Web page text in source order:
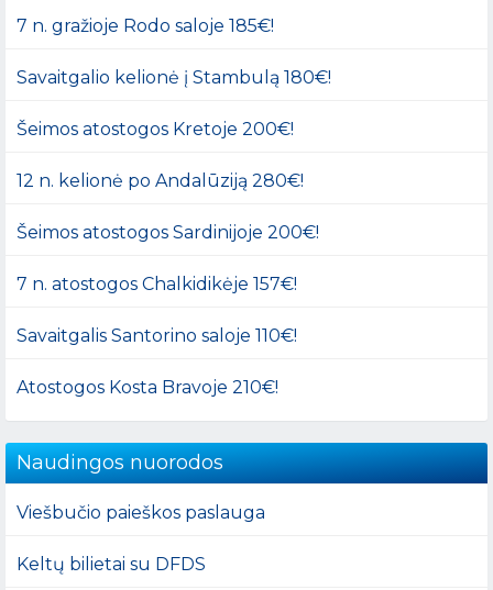
7 n. gražioje Rodo saloje 185€!
Savaitgalio kelionė į Stambulą 180€!
Šeimos atostogos Kretoje 200€!
12 n. kelionė po Andalūziją 280€!
Šeimos atostogos Sardinijoje 200€!
7 n. atostogos Chalkidikėje 157€!
Savaitgalis Santorino saloje 110€!
Atostogos Kosta Bravoje 210€!
Naudingos nuorodos
Viešbučio paieškos paslauga
Keltų bilietai su DFDS